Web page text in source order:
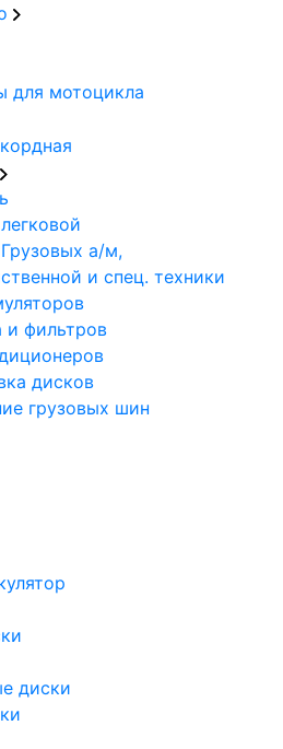
для мотоцикла
а/м,
и спец. техники
и фильтров
дисков
грузовых шин
диски